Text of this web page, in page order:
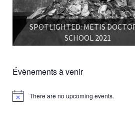
SPOTLIGHTED: METIS
SCHOOL 2021
Évènements à venir
Notice There are no upcoming events.